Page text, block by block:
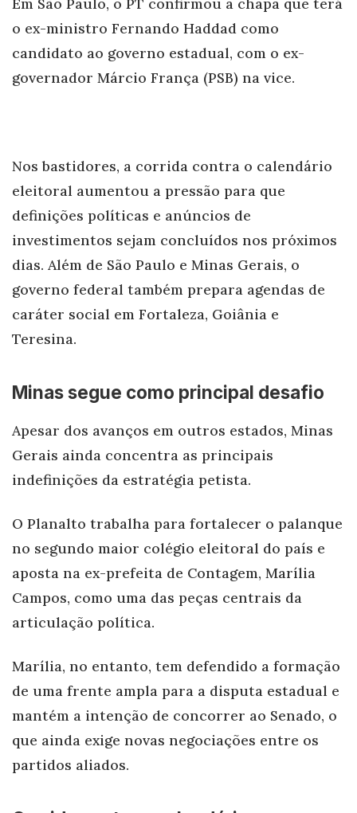
Em São Paulo, o PT confirmou a chapa que terá
o ex-ministro Fernando Haddad como
candidato ao governo estadual, com o ex-
governador Márcio França (PSB) na vice.
Nos bastidores, a corrida contra o calendário
eleitoral aumentou a pressão para que
definições políticas e anúncios de
investimentos sejam concluídos nos próximos
dias. Além de São Paulo e Minas Gerais, o
governo federal também prepara agendas de
caráter social em Fortaleza, Goiânia e
Teresina.
Minas segue como principal desafio
Apesar dos avanços em outros estados, Minas
Gerais ainda concentra as principais
indefinições da estratégia petista.
O Planalto trabalha para fortalecer o palanque
no segundo maior colégio eleitoral do país e
aposta na ex-prefeita de Contagem, Marília
Campos, como uma das peças centrais da
articulação política.
Marília, no entanto, tem defendido a formação
de uma frente ampla para a disputa estadual e
mantém a intenção de concorrer ao Senado, o
que ainda exige novas negociações entre os
partidos aliados.